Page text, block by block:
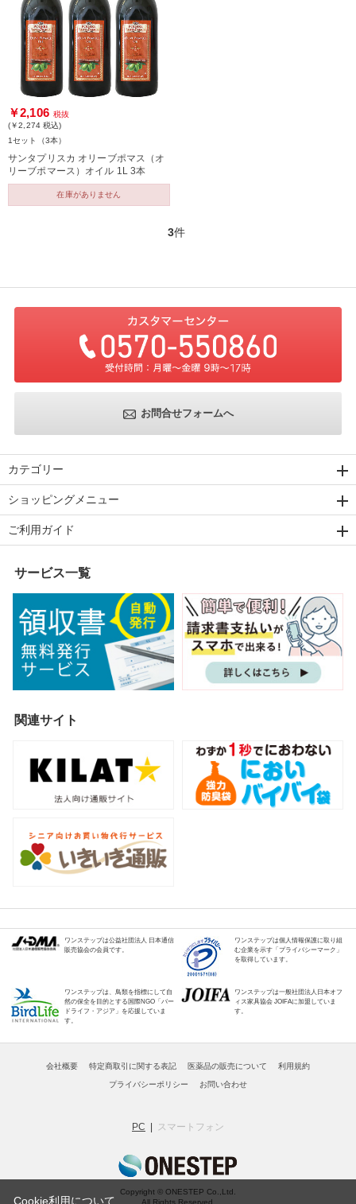
￥2,106 税抜
(￥2,274 税込)
1セット（3本）
サンタプリスカ オリーブポマス（オ
リーブポマース）オイル 1L 3本
在庫がありません
3件
お問合せフォームへ
カテゴリー
ショッピングメニュー
ご利用ガイド
サービス一覧
関連サイト
ワンステップは公益社団法人 日本通信
販売協会の会員です。
ワンステップは個人情報保護に取り組
む企業を示す「プライバシーマーク」
を取得しています。
ワンステップは、鳥類を指標にして自
然の保全を目的とする国際NGO「バー
ドライフ・アジア」を応援していま
す。
ワンステップは一般社団法人日本オフ
ィス家具協会 JOIFAに加盟していま
す。
会社概要 特定商取引に関する表記 医薬品の販売について 利用規約
プライバシーポリシー お問い合わせ
PC スマートフォン
Copyright © ONESTEP Co.,Ltd.
All Rights Reserved.
Cookie利用について